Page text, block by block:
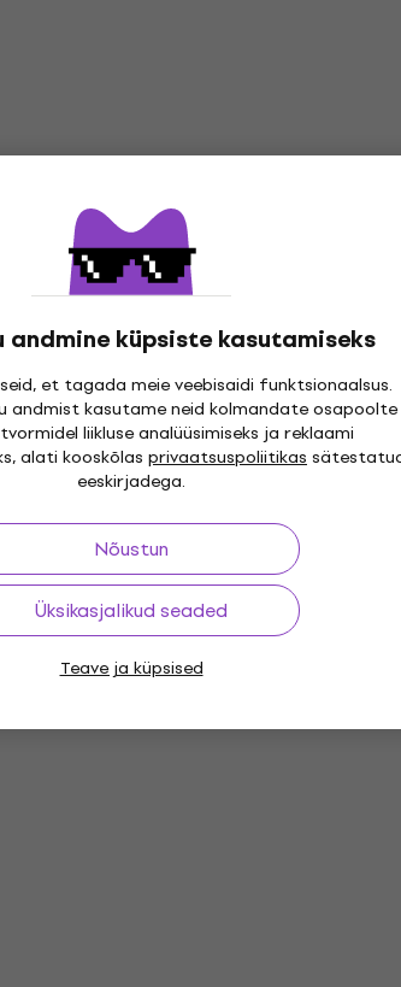
andmine küpsiste kasutamiseks
et tagada meie veebisaidi funktsionaalsus.
andmist kasutame neid kolmandate osapoolte
liikluse analüüsimiseks ja reklaami
alati kooskõlas privaatsuspoliitikas
eeskirjadega.
Nõustun
Üksikasjalikud seaded
Teave ja küpsised